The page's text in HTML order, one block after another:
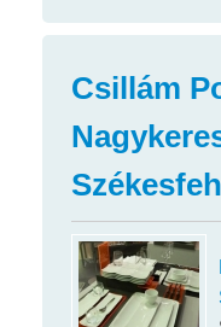
Csillám